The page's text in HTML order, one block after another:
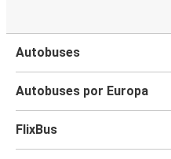
Autobuses
Autobuses por Europa
FlixBus